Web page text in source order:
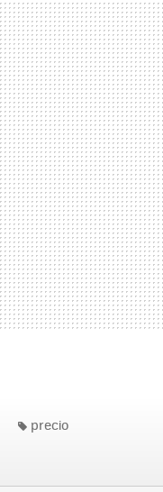
precio